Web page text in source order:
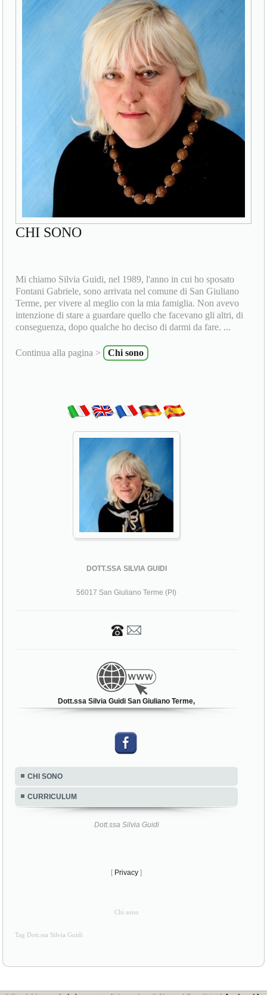
CHI SONO
Mi chiamo Silvia Guidi, nel 1989, l'anno in cui ho sposato
Fontani Gabriele, sono arrivata nel comune di San Giuliano
Terme, per vivere al meglio con la mia famiglia. Non avevo
intenzione di stare a guardare quello che facevano gli altri, di
conseguenza, dopo qualche ho deciso di darmi da fare. ...
Continua alla pagina > Chi sono
DOTT.SSA SILVIA GUIDI
56017 San Giuliano Terme (PI)
Dott.ssa Silvia Guidi San Giuliano Terme,
CHI SONO
CURRICULUM
Dott.ssa Silvia Guidi
[ Privacy ]
Chi sono
Tag Dott.ssa Silvia Guidi